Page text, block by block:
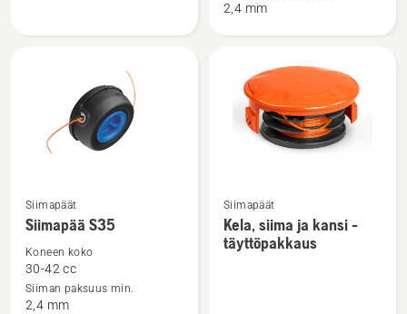
2,4 mm
Katso
lisätietoja
Siimapää
S35
Siimapäät
Siimapää S35
Koneen koko
30-42 cc
Siiman paksuus min.
2,4 mm
Katso
lisätietoja
tuotteesta
Siimapäät
Kela, siima ja kansi -
täyttöpakkaus